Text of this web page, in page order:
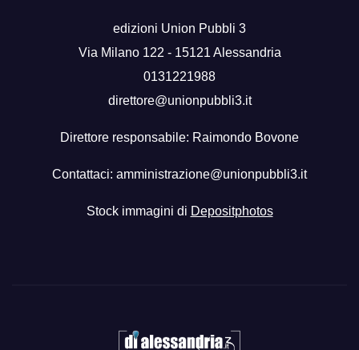
edizioni Union Pubbli 3
Via Milano 122 - 15121 Alessandria
0131221988
direttore@unionpubbli3.it
Direttore responsabile: Raimondo Bovone
Contattaci: amministrazione@unionpubbli3.it
Stock immagini di Depositphotos